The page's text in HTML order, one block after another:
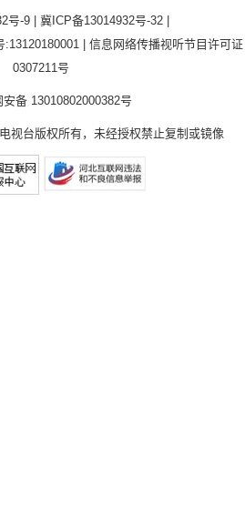
燕赵大医生·午间号
号-9| 冀ICP备13014932号-32|
:13120180001| 信息网络传播视听节目许可证
0307211号
安备 13010802000382号
视台版权所有，未经授权禁止复制或镜像